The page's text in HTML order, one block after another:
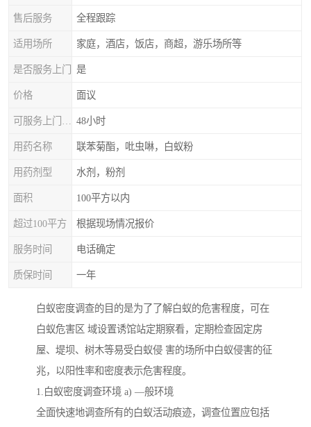
售后服务 全程跟踪
适用场所 家庭，酒店，饭店，商超，游乐场所等
是否服务上门 是
价格 面议
48小时
用药名称 联苯菊酯，吡虫啉，白蚁粉
用药剂型 水剂，粉剂
面积 100平方以内
超过100平方 根据现场情况报价
服务时间 电话确定
质保时间 一年
白蚁密度调查的目的是为了了解白蚁的危害程度，可在
白蚁危害区 域设置诱馆站定期察看，定期检查固定房
屋、堤坝、树木等易受白蚁侵 害的场所中白蚁侵害的征
兆，以阳性率和密度表示危害程度。
1.白蚁密度调查环境 a) —般环境
全面快速地调查所有的白蚁活动痕迹，调查位置应包括